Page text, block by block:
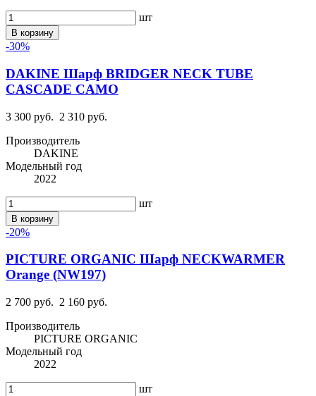
шт
В корзину
-30%
DAKINE Шарф BRIDGER NECK TUBE
CASCADE CAMO
3 300 руб. 2 310 руб.
Производитель
DAKINE
Модельный год
2022
шт
В корзину
-20%
PICTURE ORGANIC Шарф NECKWARMER
Orange (NW197)
2 700 руб. 2 160 руб.
Производитель
PICTURE ORGANIC
Модельный год
2022
шт